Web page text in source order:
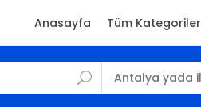
Anasayfa Tüm Kategoriler